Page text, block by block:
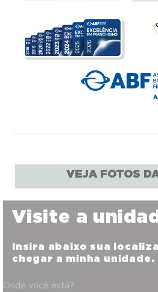
VEJA FOTOS
Visite a
Insira abaixo sua
chegar a minha unidade.
Onde você está?